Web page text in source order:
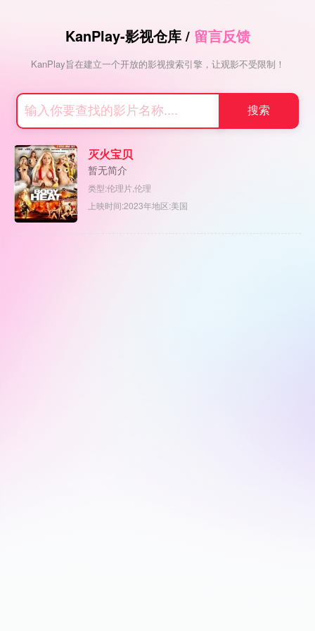
KanPlay-影视仓库/ 留言反馈
KanPlay旨在建立一个开放的影视搜索引擎，让观影不受限制！
灭火宝贝
暂无简介
类型:伦理片,伦理
上映时间:2023年地区:美国